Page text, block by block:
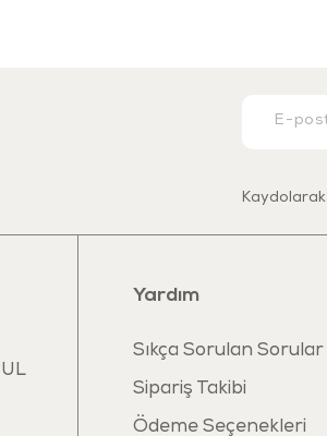
Kaydolarak
Yardım
Sıkça Sorulan Sorular
Sipariş Takibi
Ödeme Seçenekleri